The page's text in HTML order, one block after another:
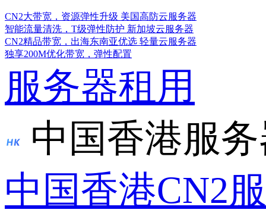
CN2大带宽，资源弹性升级 美国高防云服务器
智能流量清洗，T级弹性防护 新加坡云服务器
CN2精品带宽，出海东南亚优选 轻量云服务器
独享200M优化带宽，弹性配置
服务器租用
中国香港服
中国香港CN2